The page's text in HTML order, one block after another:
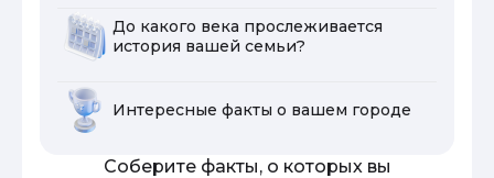
До какого века прослеживается
история вашей семьи?
Интересные факты о вашем городе
Соберите факты, о которых вы